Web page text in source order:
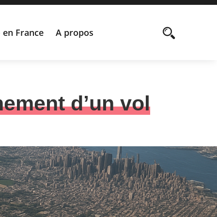
en France A propos
d’un vol